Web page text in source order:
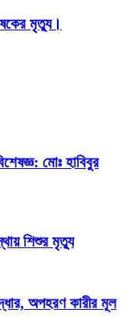
মৃত্যু।
মোঃ হাবিবুর
শিশুর মৃত্যু
অপহরণ কারীর মূল